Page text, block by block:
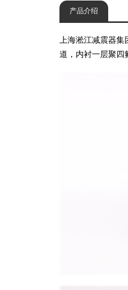
产品介绍
上海淞江减震器
道，内衬一层聚四